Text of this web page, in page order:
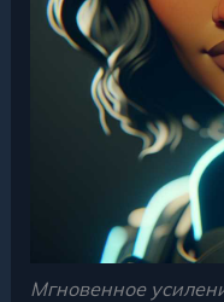
Мгновенное